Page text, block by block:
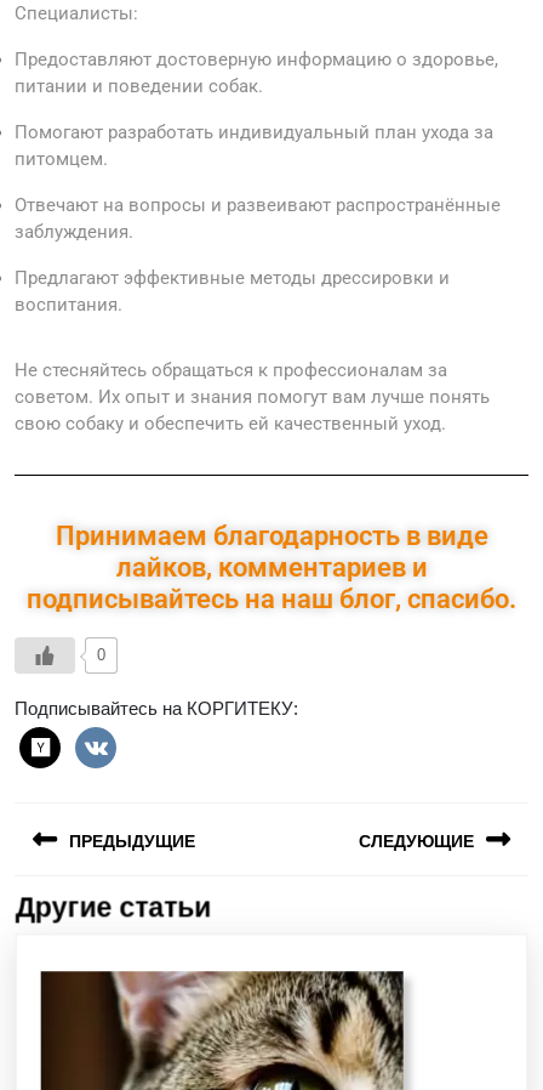
Специалисты:
Предоставляют достоверную информацию о здоровье,
питании и поведении собак.
Помогают разработать индивидуальный план ухода за
питомцем.
Отвечают на вопросы и развеивают распространённые
заблуждения.
Предлагают эффективные методы дрессировки и
воспитания.
Не стесняйтесь обращаться к профессионалам за
советом. Их опыт и знания помогут вам лучше понять
свою собаку и обеспечить ей качественный уход.
Принимаем благодарность в виде
лайков, комментариев и
подписывайтесь на наш блог, спасибо.
0
Подписывайтесь на КОРГИТЕКУ:
ПРЕДЫДУЩИЕ СЛЕДУЮЩИЕ
Другие статьи